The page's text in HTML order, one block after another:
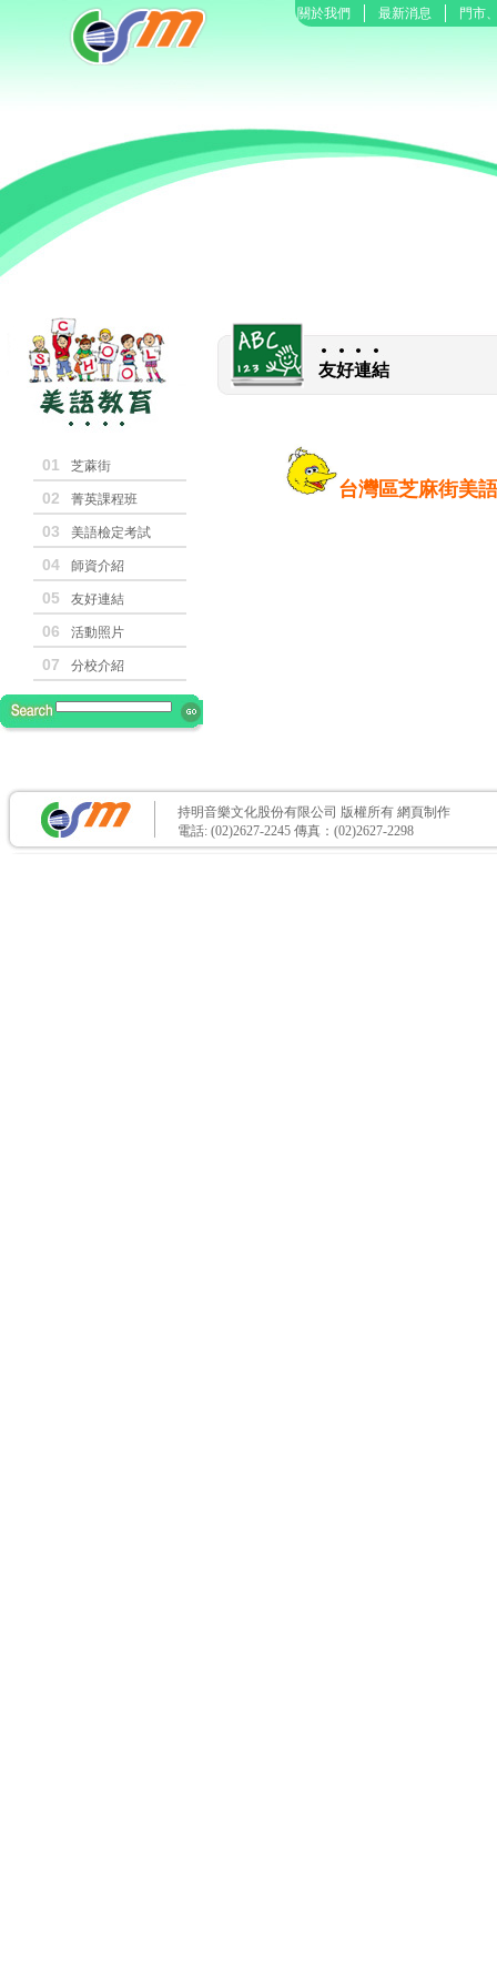
關於我們 最新消息 門市
01 芝蔴街
02 菁英課程班
03 美語檢定考試
04 師資介紹
05 友好連結
06 活動照片
07 分校介紹
友好連結
台灣區芝麻街美
持明音樂文化股份有限公司 版權所有 網頁制作
電話: (02)2627-2245 傳真：(02)2627-2298